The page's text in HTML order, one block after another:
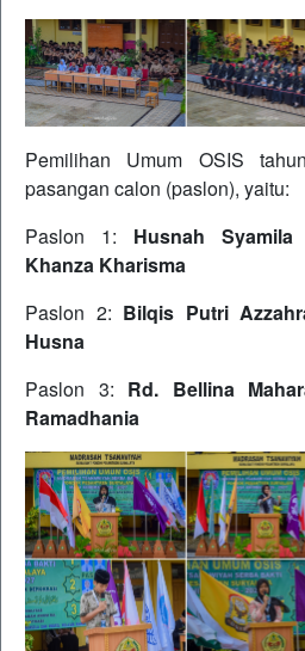
Pemilihan Umum OSIS
pasangan calon (paslon), yaitu:
Paslon 1: Husnah
Khanza Kharisma
Paslon 2: Bilqis Putri
Husna
Paslon 3: Rd. Bellina
Ramadhania